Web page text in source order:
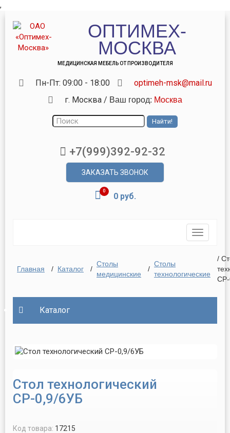
,
ОПТИМЕХ-
МОСКВА
МЕДИЦИНСКАЯ МЕБЕЛЬ ОТ ПРОИЗВОДИТЕЛЯ
Пн-Пт: 09:00 - 18:00
optimeh-msk@mail.ru
г. Москва / Ваш город: Москва
+7(999)392-92-32
ЗАКАЗАТЬ ЗВОНОК
0
0 руб.
Toggle
Главная / Каталог /
Столы
медицинские
/
Столы
технологические
/
Каталог
Стол технологический
СР-0,9/6УБ
Код товара: 17215